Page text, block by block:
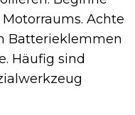
Achte
Batterieklemmen
Häufig sind